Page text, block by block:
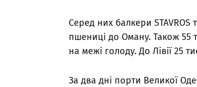
Серед них балкери STAVROS
пшениці до Оману. Також 55
на межі голоду. До Лівії 25
За два дні порти Великої